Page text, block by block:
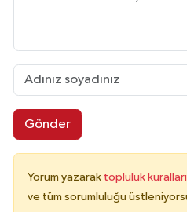
Gönder
Yorum yazarak topluluk
ve tüm sorumluluğu